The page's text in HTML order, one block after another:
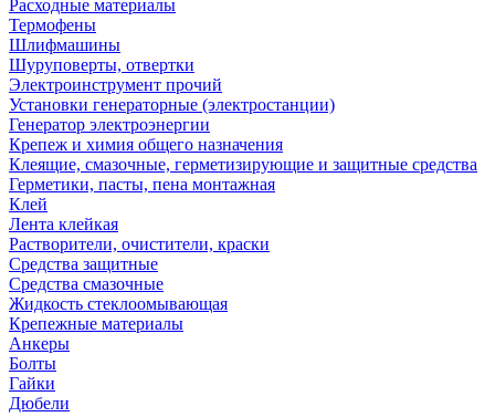
Расходные материалы
Термофены
Шлифмашины
Шуруповерты, отвертки
Электроинструмент прочий
Установки генераторные (электростанции)
Генератор электроэнергии
Крепеж и химия общего назначения
Клеящие, смазочные, герметизирующие и защитные средства
Герметики, пасты, пена монтажная
Клей
Лента клейкая
Растворители, очистители, краски
Средства защитные
Средства смазочные
Жидкость стеклоомывающая
Крепежные материалы
Анкеры
Болты
Гайки
Дюбели